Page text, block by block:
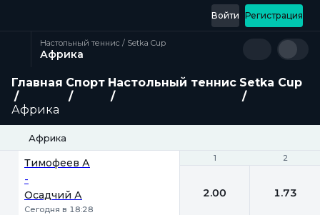
Регистрация
Войти
Настольный теннис / Setka Cup
Африка
Главная Спорт Настольный теннис Setka Cup
Африка
Африка
1 2
Тимофеев А
-
Осадчий А
Сегодня в 18:28
1 2
2.00 1.73